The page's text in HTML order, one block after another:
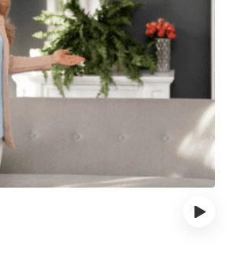
›